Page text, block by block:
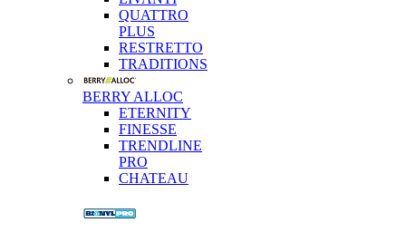
QUATTRO
PLUS
RESTRETTO
TRADITIONS
BERRY ALLOC
ETERNITY
FINESSE
TRENDLINE
PRO
CHATEAU